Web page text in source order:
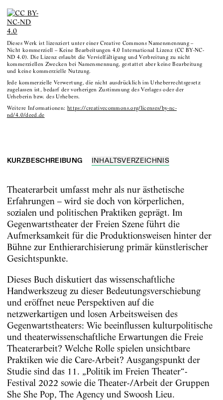
Dieses Werk ist lizenziert unter einer Creative Commons Namensnennung –
Nicht kommerziell – Keine Bearbeitungen 4.0 International Lizenz (CC BY-NC-
ND 4.0). Die Lizenz erlaubt die Vervielfältigung und Verbreitung zu nicht
kommerziellen Zwecken bei Namensnennung, gestattet aber keine Bearbeitung
und keine kommerzielle Nutzung.
Jede kommerzielle Verwertung, die nicht ausdrücklich im Urheberrechtsgesetz
zugelassen ist, bedarf der vorherigen Zustimmung des Verlages oder der
Urheberin bzw. des Urhebers.
Weitere Informationen: https://creativecommons.org/licenses/by-nc-
nd/4.0/deed.de
KURZBESCHREIBUNG INHALTSVERZEICHNIS
Theaterarbeit umfasst mehr als nur ästhetische
Erfahrungen – wird sie doch von körperlichen,
sozialen und politischen Praktiken geprägt. Im
Gegenwartstheater der Freien Szene führt die
Aufmerksamkeit für die Produktionsweisen hinter der
Bühne zur Enthierarchisierung primär künstlerischer
Gesichtspunkte.
Dieses Buch diskutiert das wissenschaftliche
Handwerkszeug zu dieser Bedeutungsverschiebung
und eröffnet neue Perspektiven auf die
netzwerkartigen und losen Arbeitsweisen des
Gegenwartstheaters: Wie beeinflussen kulturpolitische
und theaterwissenschaftliche Erwartungen die Freie
Theaterarbeit? Welche Rolle spielen unsichtbare
Praktiken wie die Care-Arbeit? Ausgangspunkt der
Studie sind das 11. „Politik im Freien Theater“-
Festival 2022 sowie die Theater-/Arbeit der Gruppen
She She Pop, The Agency und Swoosh Lieu.